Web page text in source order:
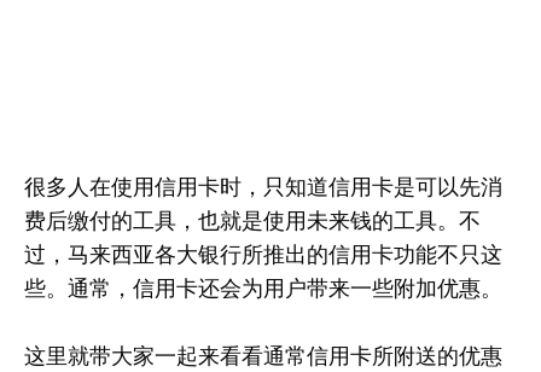
很多人在使用信用卡时，只知道信用卡是可以先消
费后缴付的工具，也就是使用未来钱的工具。不
过，马来西亚各大银行所推出的信用卡功能不只这
些。通常，信用卡还会为用户带来一些附加优惠。
这里就带大家一起来看看通常信用卡所附送的优惠